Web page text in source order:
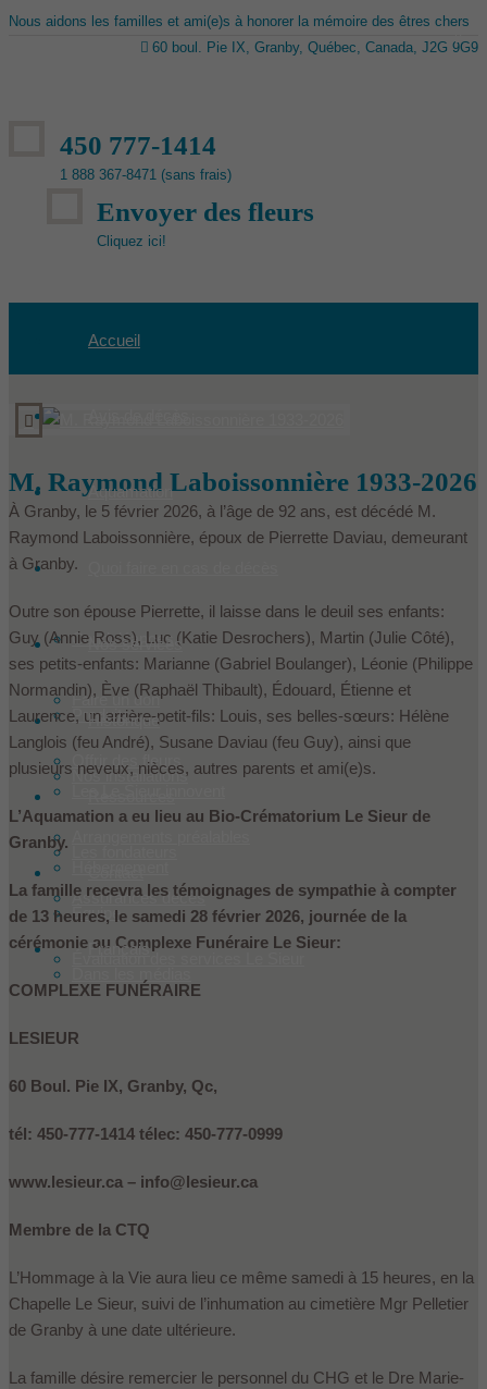
Nous aidons les familles et ami(e)s à honorer la mémoire des êtres chers
60 boul. Pie IX, Granby, Québec, Canada, J2G 9G9
450 777-1414
1 888 367-8471 (sans frais)
Envoyer des fleurs
Cliquez ici!
Accueil
Aquamation
Condoléances
Faire un don
Offrir des fleurs
Nos services
Produits
Nos installations
Assurances décès
Historique
Équipe
Français
M. Raymond Laboissonnière 1933-2026
À Granby, le 5 février 2026, à l’âge de 92 ans, est décédé M.
Raymond Laboissonnière, époux de Pierrette Daviau, demeurant
à Granby.
Outre son épouse Pierrette, il laisse dans le deuil ses enfants:
Guy (Annie Ross), Luc (Katie Desrochers), Martin (Julie Côté),
ses petits-enfants: Marianne (Gabriel Boulanger), Léonie (Philippe
Normandin), Ève (Raphaël Thibault), Édouard, Étienne et
Laurence, un arrière-petit-fils: Louis, ses belles-sœurs: Hélène
Langlois (feu André), Susane Daviau (feu Guy), ainsi que
plusieurs neveux, nièces, autres parents et ami(e)s.
L’Aquamation a eu lieu au Bio-Crématorium Le Sieur de
Granby.
La famille recevra les témoignages de sympathie à compter
de 13 heures, le samedi 28 février 2026, journée de la
cérémonie au Complexe Funéraire Le Sieur:
COMPLEXE FUNÉRAIRE
LESIEUR
60 Boul. Pie IX, Granby, Qc,
tél: 450-777-1414 télec: 450-777-0999
www.lesieur.ca – info@lesieur.ca
Membre de la CTQ
L’Hommage à la Vie aura lieu ce même samedi à 15 heures, en la
Chapelle Le Sieur, suivi de l’inhumation au cimetière Mgr Pelletier
de Granby à une date ultérieure.
La famille désire remercier le personnel du CHG et le Dre Marie-